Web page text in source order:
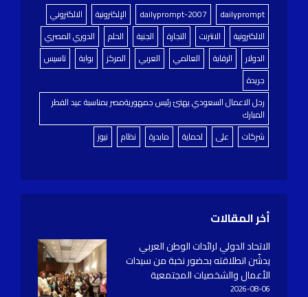
dailyprompt
dailyprompt-2007 الإلكترونية
الالكتروني
الالكترونية
الانترنت التجارة الجنية الحلم
الدوري المصري
الدولار
الرقابة العالمي العربي المركز بوابة
تاسيس
جريدة
رجل الاعمال السعودي يهنئ رئيس جمهوريةمصر بمناسبة عيد الفطر
المبارك
شركات
على لحماية مابدرة نظام نيوز
أخر المقالات
الاتحاد الدولي لرائدات الوطن العربي
يدشّن انطلاقته بحضور نخبة من سيدات
الأعمال والشخصيات المجتمعية
2026-08-06